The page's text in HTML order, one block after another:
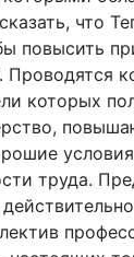
что
повысить
Проводятся
которых
труда.